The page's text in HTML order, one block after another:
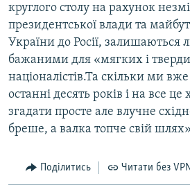
круглого столу на рахунок
президентської влади та
України до Росії, залишаються
бажаними для «мягких і
націоналістів.Та скільки ми
останні десять років і на все це
згадати просте але влучне
бреше, а валка топче свій
Поділитись Читати без VPN